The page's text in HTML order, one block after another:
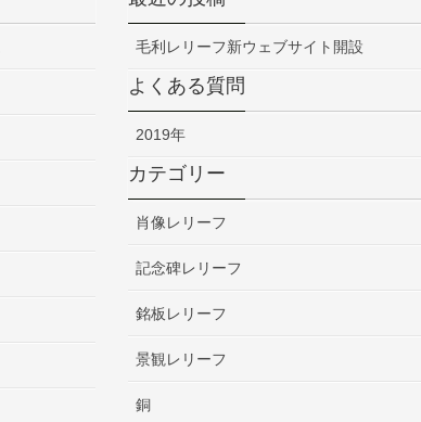
毛利レリーフ新ウェブサイト開設
よくある質問
2019年
カテゴリー
肖像レリーフ
記念碑レリーフ
銘板レリーフ
景観レリーフ
銅